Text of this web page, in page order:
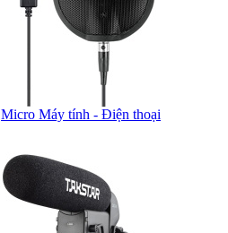
Micro Máy tính - Điện thoại